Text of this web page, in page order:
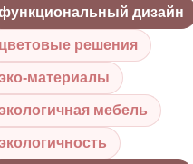
дизайн
цветовые решения
материалы
мебель